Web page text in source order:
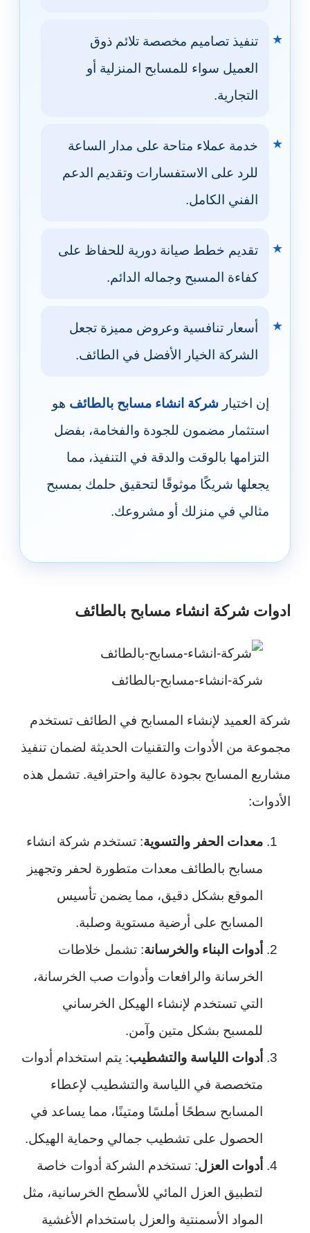
تنفيذ تصاميم مخصصة تلائم ذوق
العميل سواء للمسابح المنزلية أو
التجارية.
خدمة عملاء متاحة على مدار الساعة
للرد على الاستفسارات وتقديم الدعم
الفني الكامل.
تقديم خطط صيانة دورية للحفاظ على
كفاءة المسبح وجماله الدائم.
أسعار تنافسية وعروض مميزة تجعل
الشركة الخيار الأفضل في الطائف.
إن اختيار شركة انشاء مسابح بالطائف هو
استثمار مضمون للجودة والفخامة، بفضل
التزامها بالوقت والدقة في التنفيذ، مما
يجعلها شريكًا موثوقًا لتحقيق حلمك بمسبح
مثالي في منزلك أو مشروعك.
ادوات شركة انشاء مسابح بالطائف
شركة-انشاء-مسابح-بالطائف
شركة العميد لإنشاء المسابح في الطائف تستخدم
مجموعة من الأدوات والتقنيات الحديثة لضمان تنفيذ
مشاريع المسابح بجودة عالية واحترافية. تشمل هذه
الأدوات:
معدات الحفر والتسوية: تستخدم شركة انشاء
مسابح بالطائف معدات متطورة لحفر وتجهيز
الموقع بشكل دقيق، مما يضمن تأسيس
المسابح على أرضية مستوية وصلبة.
أدوات البناء والخرسانة: تشمل خلاطات
الخرسانة والرافعات وأدوات صب الخرسانة،
التي تستخدم لإنشاء الهيكل الخرساني
للمسبح بشكل متين وآمن.
أدوات اللياسة والتشطيب: يتم استخدام أدوات
متخصصة في اللياسة والتشطيب لإعطاء
المسابح سطحًا أملسًا ومتينًا، مما يساعد في
الحصول على تشطيب جمالي وحماية الهيكل.
أدوات العزل: تستخدم الشركة أدوات خاصة
لتطبيق العزل المائي للأسطح الخرسانية، مثل
المواد الأسمنتية والعزل باستخدام الأغشية